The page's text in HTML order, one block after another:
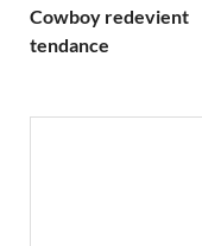
Cowboy redevient
tendance